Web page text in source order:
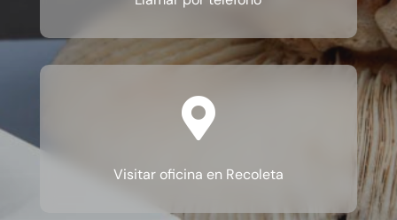

Visitar oficina en Recoleta